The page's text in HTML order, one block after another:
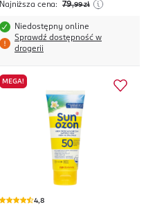
Najniższa cena: 79,99 zł
Niedostępny online
Sprawdź dostępność w
drogerii
MEGA!
4,8